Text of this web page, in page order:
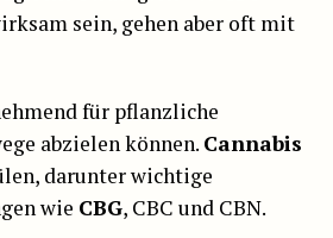
sein, gehen aber oft mit
für pflanzliche
abzielen können. Cannabis
darunter wichtige
wie CBG, CBC und CBN.